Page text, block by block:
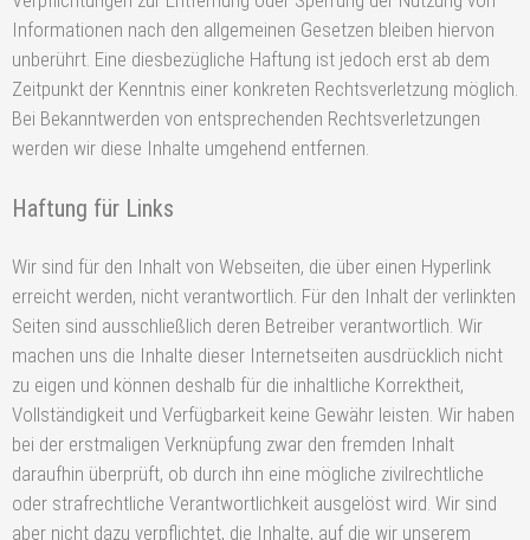
Informationen nach den allgemeinen Gesetzen bleiben hiervon
unberührt. Eine diesbezügliche Haftung ist jedoch erst ab dem
Zeitpunkt der Kenntnis einer konkreten Rechtsverletzung möglich.
Bei Bekanntwerden von entsprechenden Rechtsverletzungen
werden wir diese Inhalte umgehend entfernen.
Haftung für Links
Wir sind für den Inhalt von Webseiten, die über einen Hyperlink
erreicht werden, nicht verantwortlich. Für den Inhalt der verlinkten
Seiten sind ausschließlich deren Betreiber verantwortlich. Wir
machen uns die Inhalte dieser Internetseiten ausdrücklich nicht
zu eigen und können deshalb für die inhaltliche Korrektheit,
Vollständigkeit und Verfügbarkeit keine Gewähr leisten. Wir haben
bei der erstmaligen Verknüpfung zwar den fremden Inhalt
daraufhin überprüft, ob durch ihn eine mögliche zivilrechtliche
oder strafrechtliche Verantwortlichkeit ausgelöst wird. Wir sind
aber nicht dazu verpflichtet, die Inhalte, auf die wir unserem